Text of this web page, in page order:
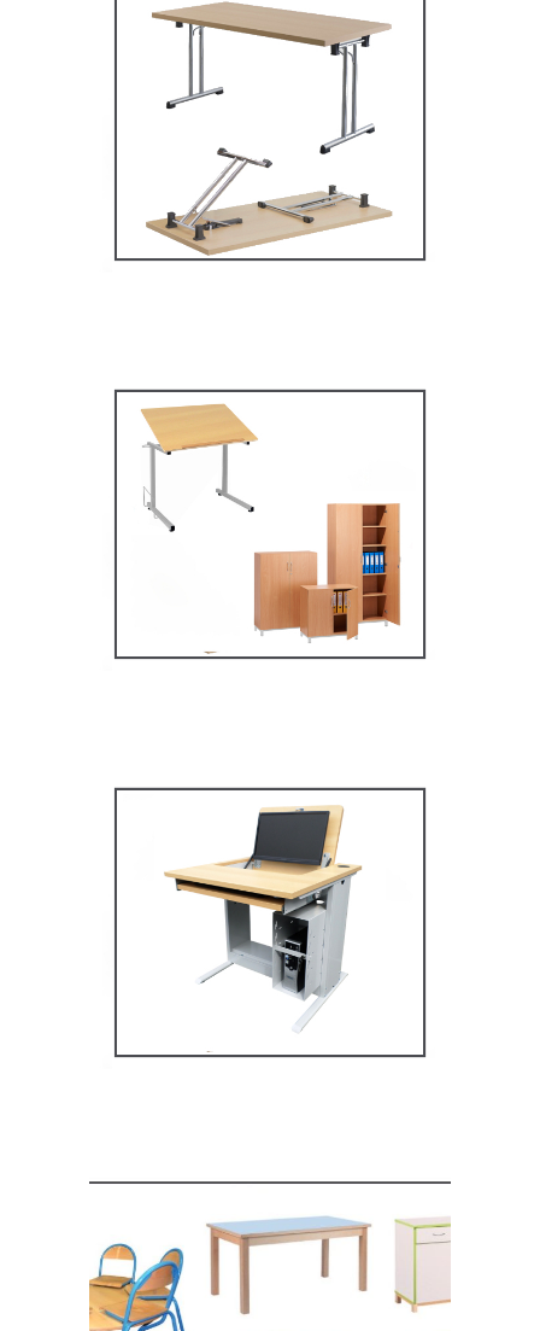
Tables Multifonctions
MOBILIER SCOLAIRE
Mobilier secondaire /
supérieur
MOBILIER SCOLAIRE
Mobilier multimédia
MOBILIER SCOLAIRE
Mobilier de restauration,
espace cantine
MOBILIER SCOLAIRE